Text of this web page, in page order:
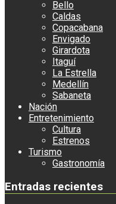
Bello
Caldas
Copacabana
Envigado
Girardota
Itaguí
La Estrella
Medellín
Sabaneta
Nación
Entretenimiento
Cultura
Estrenos
Turismo
Gastronomía
Entradas recientes